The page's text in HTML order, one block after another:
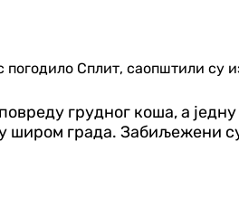
погодило Сплит, саопштили
грудног коша, а једну
широм града. Забиљежени